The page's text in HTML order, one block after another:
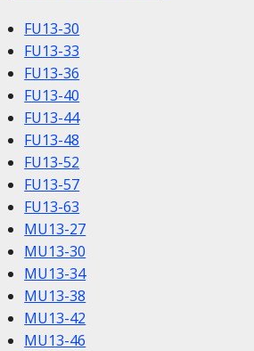
FU13-30
FU13-33
FU13-36
FU13-40
FU13-44
FU13-48
FU13-52
FU13-57
FU13-63
MU13-27
MU13-30
MU13-34
MU13-38
MU13-42
MU13-46